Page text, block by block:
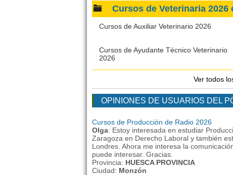
Cursos de Veterinaria 2026
Cursos de Auxiliar Veterinario 2026
Cursos de Ayudante Técnico Veterinario
2026
Ver todos
OPINIONES DE USUARIOS DEL
Cursos de Producción de Radio 2026
Olga: Estoy interesada en estudiar
Zaragoza en Derecho Laboral y también
Londres. Ahora me interesa la
puede interesar. Gracias.
Provincia: HUESCA PROVINCIA
Ciudad: Monzón